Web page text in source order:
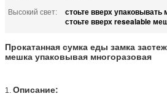
Высокий свет:
стоьте вверх упаковывать
стоьте вверх resealable
Прокатанная сумка еды замка
мешка упаковывая многоразовая
1. Описание: